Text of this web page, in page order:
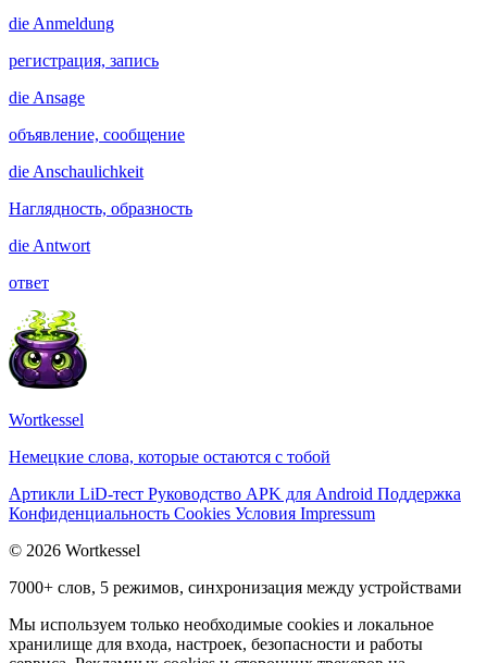
die Anmeldung
регистрация, запись
die Ansage
объявление, сообщение
die Anschaulichkeit
Наглядность, образность
die Antwort
ответ
Wortkessel
Немецкие слова, которые остаются с тобой
Артикли LiD-тест Руководство APK для Android Поддержка
Конфиденциальность Cookies Условия Impressum
© 2026 Wortkessel
7000+ слов, 5 режимов, синхронизация между устройствами
Мы используем только необходимые cookies и локальное
хранилище для входа, настроек, безопасности и работы